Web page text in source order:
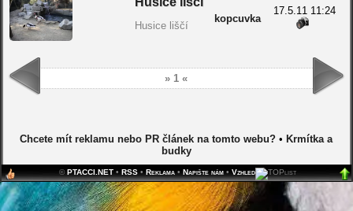
Husice liščí
kopcuvka
17.5.11 11:24
» 1 «
Chcete mít reklamu nebo PR článek na tomto webu? • Krmítka a
budky
©PTACCI.NET• RSS• Reklama• Napište nám• Vzhled